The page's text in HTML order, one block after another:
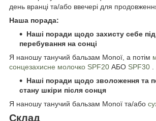
день вранці та/або ввечері для
Наша порада:
Наші поради щодо захисту себе
перебування на сонці
Я наношу танучий бальзам Monoï, а потім
сонцезахисне молочко SPF20 АБО SPF30 .
Наші поради щодо зволоження та
стану шкіри після сонця
Я наношу танучий бальзам Monoï та/або
Склад